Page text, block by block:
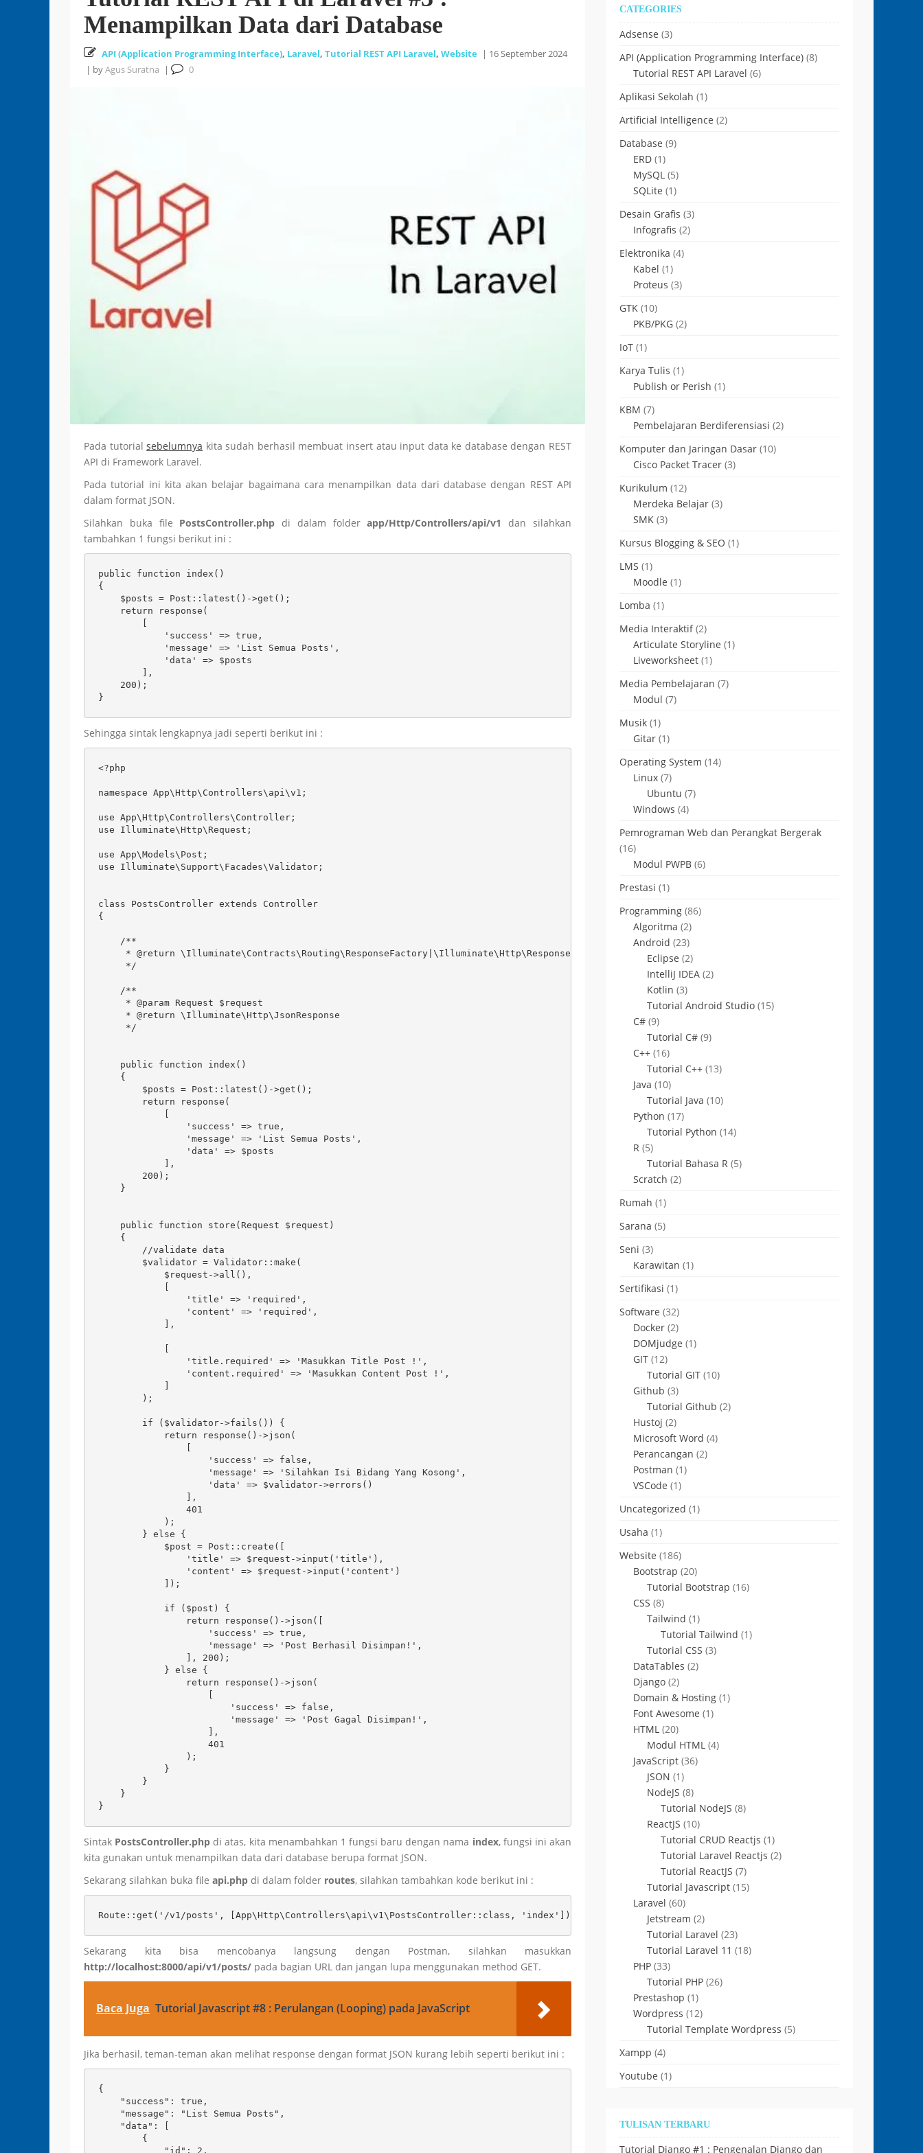
Menampilkan Data dari Database
API (Application Programming Interface), Laravel, Tutorial REST API Laravel, Website | 16 September 2024
| byAgus Suratna | 0
Pada tutorialsebelumnya kita sudah berhasil membuat insert atau input data ke database dengan REST
API di Framework Laravel.
Pada tutorial ini kita akan belajar bagaimana cara menampilkan data dari database dengan REST API
dalam format JSON.
Silahkan buka file PostsController.php di dalam folderapp/Http/Controllers/api/v1
dan silahkan
tambahkan 1 fungsi berikut ini :
public function index()
{
    $posts = Post::latest()->get();
    return response(
            'success' => true,
            'message' => 'List Semua Posts',
            'data' => $posts
        ],
    200);
}
Sehingga sintak lengkapnya jadi seperti berikut ini :
<?php
namespace App\Http\Controllers\api\v1;
use App\Http\Controllers\Controller;
use Illuminate\Http\Request;
use App\Models\Post;
use Illuminate\Support\Facades\Validator;
class PostsController extends Controller
{
    /**
     * @return \Illuminate\Contracts\Routing\ResponseFactory|\Illuminate\Http\Response
     */
    /**
     * @param Request $request
     * @return \Illuminate\Http\JsonResponse
     */
    public function index()
    {
        $posts = Post::latest()->get();
        return response(
                'success' => true,
                'message' => 'List Semua Posts',
                'data' => $posts
            ],
        200);
    }
    public function store(Request $request)
    {
        //validate data
        $validator = Validator::make(
            $request->all(),
                'title' => 'required',
                'content' => 'required',
            ],
                'title.required' => 'Masukkan Title Post !',
                'content.required' => 'Masukkan Content Post !',
        );
        if ($validator->fails()) {
            return response()->json(
                    'success' => false,
                    'message' => 'Silahkan Isi Bidang Yang Kosong',
                    'data' => $validator->errors()
                ],
                401
            );
        } else {
            $post = Post::create([
                'title' => $request->input('title'),
                'content' => $request->input('content')
            ]);
            if ($post) {
                return response()->json([
                    'success' => true,
                    'message' => 'Post Berhasil Disimpan!',
                ], 200);
            } else {
                return response()->json(
                        'success' => false,
                        'message' => 'Post Gagal Disimpan!',
                    ],
                    401
                );
            }
        }
    }
Sintak PostsController.php di atas, kita menambahkan 1 fungsi baru dengan nama index, fungsi ini akan
kita gunakan untuk menampilkan data dari database berupa format JSON.
Sekarang silahkan buka file api.php di dalam folder routes, silahkan tambahkan kode berikut ini :
Route::get('/v1/posts', [App\Http\Controllers\api\v1\PostsController::class, 'index']);
Sekarang kita bisa mencobanya langsung dengan Postman, silahkan masukkan
http://localhost:8000/api/v1/posts/ pada bagian URL dan jangan lupa menggunakan method GET.
Baca Juga Tutorial Javascript #8 : Perulangan (Looping) pada JavaScript
Jika berhasil, teman-teman akan melihat response dengan format JSON kurang lebih seperti berikut ini :
{
    "success": true,
    "message": "List Semua Posts",
    "data": [
        {
            "id": 2,
CATEGORIES
Adsense (3)
API (Application Programming Interface) (8)
Tutorial REST API Laravel (6)
Aplikasi Sekolah (1)
Artificial Intelligence (2)
Database (9)
ERD (1)
MySQL (5)
SQLite (1)
Desain Grafis (3)
Infografis (2)
Elektronika (4)
Kabel (1)
Proteus (3)
GTK (10)
PKB/PKG (2)
IoT (1)
Karya Tulis (1)
Publish or Perish (1)
KBM (7)
Pembelajaran Berdiferensiasi (2)
Komputer dan Jaringan Dasar (10)
Cisco Packet Tracer (3)
Kurikulum (12)
Merdeka Belajar (3)
SMK (3)
Kursus Blogging & SEO (1)
LMS (1)
Moodle (1)
Lomba (1)
Media Interaktif(2)
Articulate Storyline (1)
Liveworksheet (1)
Media Pembelajaran (7)
Modul (7)
Musik (1)
Gitar (1)
Operating System (14)
Linux (7)
Ubuntu (7)
Windows (4)
Pemrograman Web dan Perangkat Bergerak
(16)
Modul PWPB (6)
Prestasi (1)
Programming (86)
Algoritma (2)
Android (23)
Eclipse (2)
IntelliJ IDEA (2)
Kotlin (3)
Tutorial Android Studio (15)
C# (9)
Tutorial C# (9)
C++ (16)
Tutorial C++ (13)
Java (10)
Tutorial Java (10)
Python (17)
Tutorial Python (14)
R (5)
Tutorial Bahasa R (5)
Scratch (2)
Rumah (1)
Sarana (5)
Seni (3)
Karawitan (1)
Sertifikasi (1)
Software (32)
Docker (2)
DOMjudge (1)
GIT (12)
Tutorial GIT (10)
Github (3)
Tutorial Github (2)
Hustoj (2)
Microsoft Word (4)
Perancangan (2)
Postman (1)
VSCode (1)
Uncategorized (1)
Usaha (1)
Website (186)
Bootstrap (20)
Tutorial Bootstrap (16)
CSS (8)
Tailwind (1)
Tutorial Tailwind (1)
Tutorial CSS (3)
DataTables (2)
Django (2)
Domain & Hosting (1)
Font Awesome (1)
HTML (20)
Modul HTML (4)
JavaScript (36)
JSON (1)
NodeJS (8)
Tutorial NodeJS (8)
ReactJS (10)
Tutorial CRUD Reactjs (1)
Tutorial Laravel Reactjs (2)
Tutorial ReactJS (7)
Tutorial Javascript (15)
Laravel (60)
Jetstream (2)
Tutorial Laravel (23)
Tutorial Laravel 11 (18)
PHP (33)
Tutorial PHP (26)
Prestashop (1)
Wordpress (12)
Tutorial Template Wordpress (5)
Xampp (4)
Youtube (1)
TULISAN TERBARU
Tutorial Django #1 : Pengenalan Django dan